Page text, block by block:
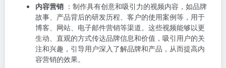
内容营销 ：制作具有创意和吸引力的视频内容，如品牌
故事、产品背后的研发历程、客户的使用案例等，用于
博客、网站、电子邮件营销等渠道。这些视频能够以更
生动、直观的方式传达品牌信息和价值，吸引用户的关
注和兴趣，引导用户深入了解品牌和产品，从而提高内
容营销的效果。